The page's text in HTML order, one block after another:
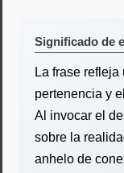
Significado de
La frase refleja
pertenencia y
Al invocar el
sobre la
anhelo de